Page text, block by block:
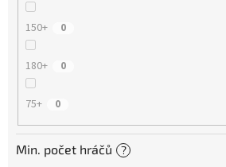
150+ 0
180+ 0
75+ 0
Min. počet hráčů ?